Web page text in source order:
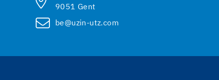
9051 Gent
be@uzin-utz.com